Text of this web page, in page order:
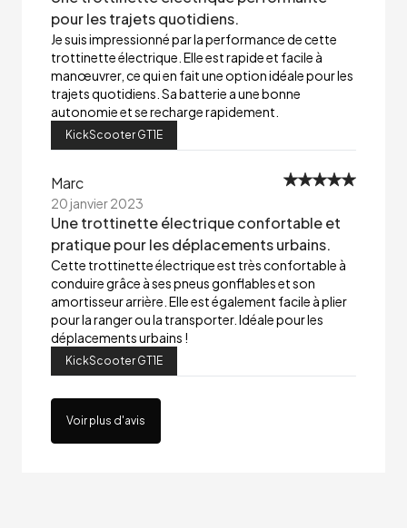
pour les trajets quotidiens.
Je suis impressionné par la performance de cette
trottinette électrique. Elle est rapide et facile à
manœuvrer, ce qui en fait une option idéale pour les
trajets quotidiens. Sa batterie a une bonne
autonomie et se recharge rapidement.
KickScooter GT1E
Marc
20 janvier 2023
Une trottinette électrique confortable et
pratique pour les déplacements urbains.
Cette trottinette électrique est très confortable à
conduire grâce à ses pneus gonflables et son
amortisseur arrière. Elle est également facile à plier
pour la ranger ou la transporter. Idéale pour les
déplacements urbains !
KickScooter GT1E
Voir plus d'avis